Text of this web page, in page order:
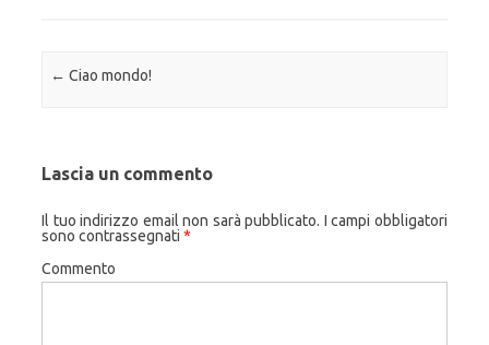
Navigazione articolo
← Ciao mondo!
Lascia un commento
Il tuo indirizzo email non sarà pubblicato. I campi obbligatori
sono contrassegnati *
Commento